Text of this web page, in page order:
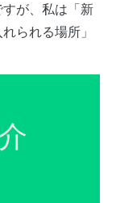
が、私は「新
られる場所」